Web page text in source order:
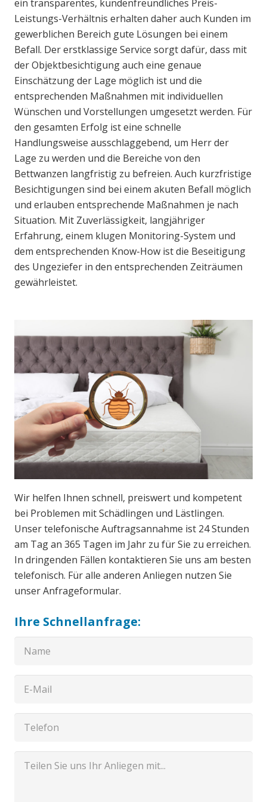
ein transparentes, kundenfreundliches Preis-
Leistungs-Verhältnis erhalten daher auch Kunden im
gewerblichen Bereich gute Lösungen bei einem
Befall. Der erstklassige Service sorgt dafür, dass mit
der Objektbesichtigung auch eine genaue
Einschätzung der Lage möglich ist und die
entsprechenden Maßnahmen mit individuellen
Wünschen und Vorstellungen umgesetzt werden. Für
den gesamten Erfolg ist eine schnelle
Handlungsweise ausschlaggebend, um Herr der
Lage zu werden und die Bereiche von den
Bettwanzen langfristig zu befreien. Auch kurzfristige
Besichtigungen sind bei einem akuten Befall möglich
und erlauben entsprechende Maßnahmen je nach
Situation. Mit Zuverlässigkeit, langjähriger
Erfahrung, einem klugen Monitoring-System und
dem entsprechenden Know-How ist die Beseitigung
des Ungeziefer in den entsprechenden Zeiträumen
gewährleistet.
Wir helfen Ihnen schnell, preiswert und kompetent
bei Problemen mit Schädlingen und Lästlingen.
Unser telefonische Auftragsannahme ist 24 Stunden
am Tag an 365 Tagen im Jahr zu für Sie zu erreichen.
In dringenden Fällen kontaktieren Sie uns am besten
telefonisch. Für alle anderen Anliegen nutzen Sie
unser Anfrageformular.
Ihre Schnellanfrage: